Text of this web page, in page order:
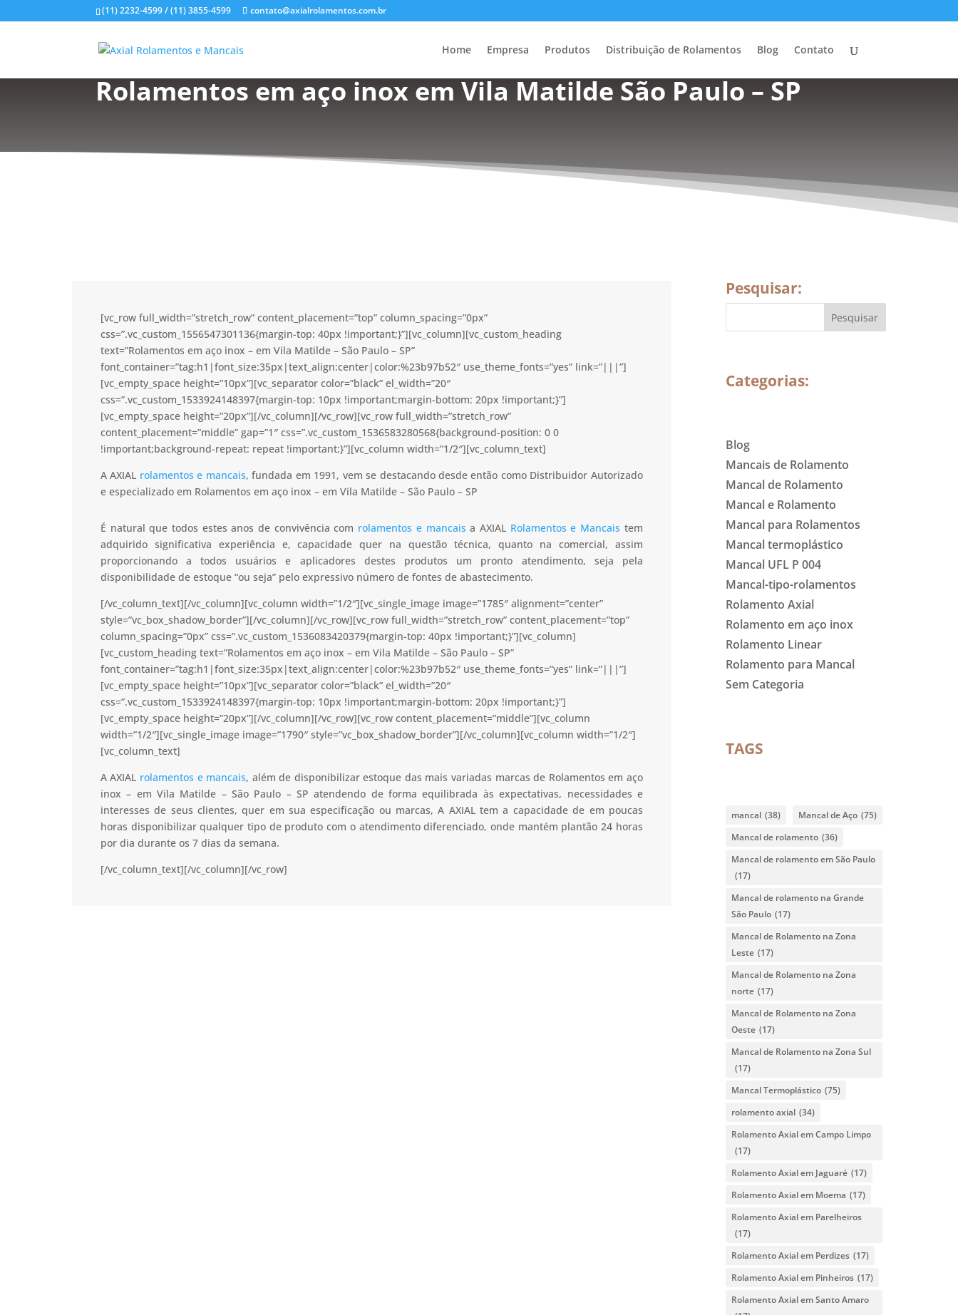
(11) 2232-4599 / (11) 3855-4599 contato@axialrolamentos.com.br
Home Empresa Produtos Distribuição de Rolamentos Blog Contato
Rolamentos em aço inox em Vila Matilde São Paulo – SP
[vc_row full_width=”stretch_row” content_placement=”top” column_spacing=”0px”
css=”.vc_custom_1556547301136{margin-top: 40px !important;}”][vc_column][vc_custom_heading
text=”Rolamentos em aço inox – em Vila Matilde – São Paulo – SP”
font_container=”tag:h1|font_size:35px|text_align:center|color:%23b97b52″ use_theme_fonts=”yes” link=”|||”]
[vc_empty_space height=”10px”][vc_separator color=”black” el_width=”20″
css=”.vc_custom_1533924148397{margin-top: 10px !important;margin-bottom: 20px !important;}”]
[vc_empty_space height=”20px”][/vc_column][/vc_row][vc_row full_width=”stretch_row”
content_placement=”middle” gap=”1″ css=”.vc_custom_1536583280568{background-position: 0 0
!important;background-repeat: repeat !important;}”][vc_column width=”1/2″][vc_column_text]
A AXIAL rolamentos e mancais, fundada em 1991, vem se destacando desde então como Distribuidor Autorizado
e especializado em Rolamentos em aço inox – em Vila Matilde – São Paulo – SP
É natural que todos estes anos de convivência com rolamentos e mancais a AXIAL Rolamentos e Mancais tem
adquirido significativa experiência e, capacidade quer na questão técnica, quanto na comercial, assim
proporcionando a todos usuários e aplicadores destes produtos um pronto atendimento, seja pela
disponibilidade de estoque “ou seja” pelo expressivo número de fontes de abastecimento.
[/vc_column_text][/vc_column][vc_column width=”1/2″][vc_single_image image=”1785″ alignment=”center”
style=”vc_box_shadow_border”][/vc_column][/vc_row][vc_row full_width=”stretch_row” content_placement=”top”
column_spacing=”0px” css=”.vc_custom_1536083420379{margin-top: 40px !important;}”][vc_column]
[vc_custom_heading text=”Rolamentos em aço inox – em Vila Matilde – São Paulo – SP”
font_container=”tag:h1|font_size:35px|text_align:center|color:%23b97b52″ use_theme_fonts=”yes” link=”|||”]
[vc_empty_space height=”10px”][vc_separator color=”black” el_width=”20″
css=”.vc_custom_1533924148397{margin-top: 10px !important;margin-bottom: 20px !important;}”]
[vc_empty_space height=”20px”][/vc_column][/vc_row][vc_row content_placement=”middle”][vc_column
width=”1/2″][vc_single_image image=”1790″ style=”vc_box_shadow_border”][/vc_column][vc_column width=”1/2″]
[vc_column_text]
A AXIAL rolamentos e mancais, além de disponibilizar estoque das mais variadas marcas de Rolamentos em aço
inox – em Vila Matilde – São Paulo – SP atendendo de forma equilibrada às expectativas, necessidades e
interesses de seus clientes, quer em sua especificação ou marcas, A AXIAL tem a capacidade de em poucas
horas disponibilizar qualquer tipo de produto com o atendimento diferenciado, onde mantém plantão 24 horas
por dia durante os 7 dias da semana.
[/vc_column_text][/vc_column][/vc_row]
Pesquisar:
Categorias:
Blog
Mancais de Rolamento
Mancal de Rolamento
Mancal e Rolamento
Mancal para Rolamentos
Mancal termoplástico
Mancal UFL P 004
Mancal-tipo-rolamentos
Rolamento Axial
Rolamento em aço inox
Rolamento Linear
Rolamento para Mancal
Sem Categoria
TAGS
mancal (38) Mancal de Aço (75)
Mancal de rolamento (36)
Mancal de rolamento em São Paulo
(17)
Mancal de rolamento na Grande
São Paulo (17)
Mancal de Rolamento na Zona
Leste (17)
Mancal de Rolamento na Zona
norte (17)
Mancal de Rolamento na Zona
Oeste (17)
Mancal de Rolamento na Zona Sul
(17)
Mancal Termoplástico (75)
rolamento axial (34)
Rolamento Axial em Campo Limpo
(17)
Rolamento Axial em Jaguaré (17)
Rolamento Axial em Moema (17)
Rolamento Axial em Parelheiros
(17)
Rolamento Axial em Perdizes (17)
Rolamento Axial em Pinheiros (17)
Rolamento Axial em Santo Amaro